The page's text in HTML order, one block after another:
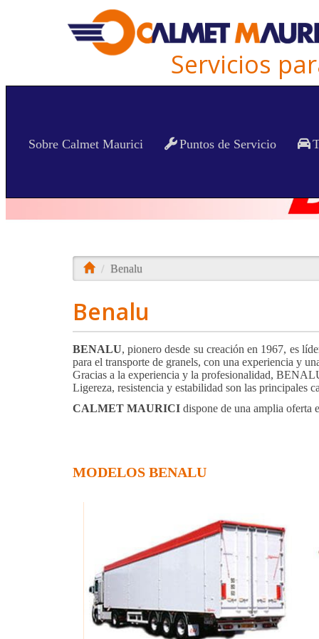
Servicios
Sobre Calmet Maurici Puntos de Servicio
Benalu
Benalu
BENALU, pionero desde su creación en 1967, es
para el transporte de granels, con una experiencia y
Gracias a la experiencia y la profesionalidad,
Ligereza, resistencia y estabilidad son las principales
CALMET MAURICI dispone de una amplia oferta
MODELOS BENALU